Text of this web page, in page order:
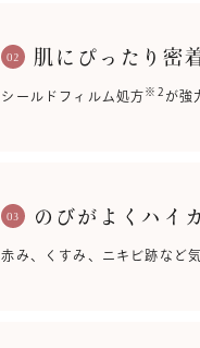
02 肌にぴったり密
シールドフィルム処方 ※2 が強
03 のびがよくハイ
赤み、くすみ、ニキビ跡など